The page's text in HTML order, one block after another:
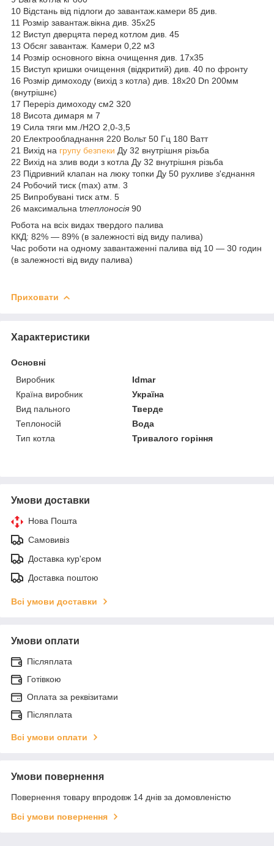
10 Відстань від підлоги до завантаж.камери 85 див.
11 Розмір завантаж.вікна див. 35х25
12 Виступ дверцята перед котлом див. 45
13 Обсяг завантаж. Камери 0,22 м3
14 Розмір основного вікна очищення див. 17х35
15 Виступ кришки очищення (відкритий) див. 40 по фронту
16 Розмір димоходу (вихід з котла) див. 18х20 Dn 200мм
(внутрішнє)
17 Переріз димоходу см2 320
18 Висота димаря м 7
19 Сила тяги мм./Н2О 2,0-3,5
20 Електрообладнання 220 Вольт 50 Гц 180 Ватт
21 Вихід на групу безпеки Ду 32 внутрішня різьба
22 Вихід на злив води з котла Ду 32 внутрішня різьба
23 Підривний клапан на люку топки Ду 50 рухливе з'єднання
24 Робочий тиск (max) атм. 3
25 Випробувані тиск атм. 5
26 максимальна tтеплоносія 90
Робота на всіх видах твердого палива
ККД: 82% ― 89% (в залежності від виду палива)
Час роботи на одному завантаженні палива від 10 ― 30 годин
(в залежності від виду палива)
Приховати
Характеристики
Основні
Виробник
Idmar
Країна виробник
Україна
Вид пального
Тверде
Теплоносій
Вода
Тип котла
Тривалого горіння
Умови доставки
Нова Пошта
Самовивіз
Доставка кур'єром
Доставка поштою
Всі умови доставки
Умови оплати
Післяплата
Готівкою
Оплата за реквізитами
Післяплата
Всі умови оплати
Умови повернення
Повернення товару впродовж 14 днів за домовленістю
Всі умови повернення